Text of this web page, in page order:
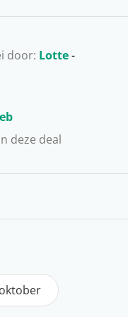
door: Lotte-
deze deal
baaitjes, levendige
De populairste
zijn Cala d’Or,
zonnetje op